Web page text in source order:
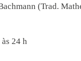
(Trad.
24 h